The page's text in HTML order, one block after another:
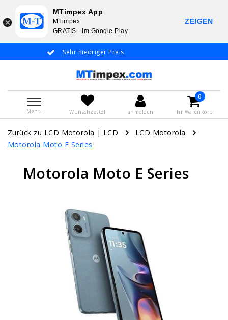
Sehr niedriger Preis
Menu Wunschzettel anmelden
0
Ihr Warenkorb
Zurück zu LCD Motorola | LCD
LCD Motorola
Motorola Moto E Series
Motorola Moto E Series
MTimpex App
MTimpex
GRATIS - Im Google Play
ZEIGEN